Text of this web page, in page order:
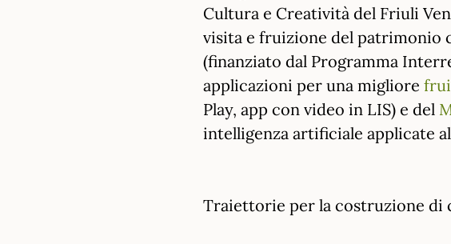
Cultura e Creatività del Friuli
visita e fruizione del patrimonio
(finanziato dal Programma
applicazioni per una migliore
Play, app con video in LIS) e del
intelligenza artificiale applicate
Traiettorie per la costruzione di